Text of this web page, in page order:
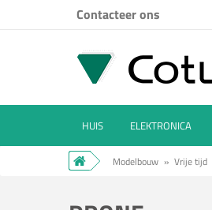
Contacteer ons
HUIS ELEKTRONICA
Modelbouw » Vrije tijd